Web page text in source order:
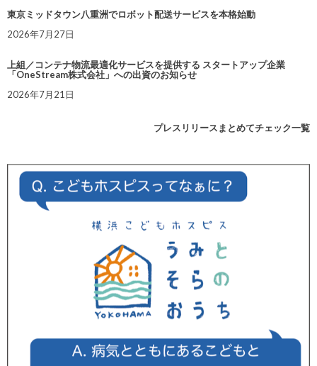
東京ミッドタウン八重洲でロボット配送サービスを本格始動
2026年7月27日
上組／コンテナ物流最適化サービスを提供する スタートアップ企業
「OneStream株式会社」への出資のお知らせ
2026年7月21日
プレスリリースまとめてチェック一覧